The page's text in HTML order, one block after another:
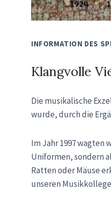
INFORMATION DES
Klangvolle
Die musikalische
wurde, durch die
Im Jahr 1997 wagten
Uniformen, sondern
Ratten oder Mäuse
unseren